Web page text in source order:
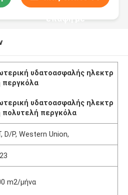
επαφή με
υδατοασφαλής ηλεκτρ
περγκόλα
υδατοασφαλής ηλεκτρ
πολυτελή περγκόλα
D/P, Western Union,
m2/μήνα